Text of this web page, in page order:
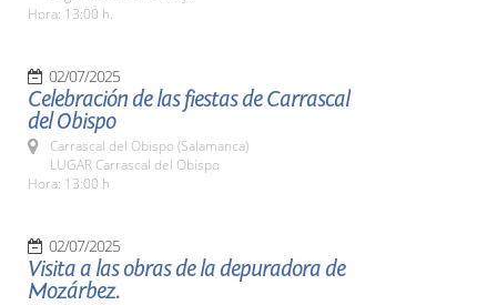
Hora: 13:00 h.
02/07/2025
Celebración de las fiestas de Carrascal
del Obispo
Carrascal del Obispo (Salamanca)
LUGAR Carrascal del Obispo
Hora: 13:00 h
02/07/2025
Visita a las obras de la depuradora de
Mozárbez.